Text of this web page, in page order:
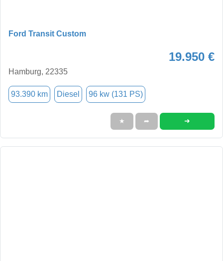
Ford Transit Custom
19.950 €
Hamburg, 22335
93.390 km Diesel 96 kw (131 PS)
★ ➦ ➜